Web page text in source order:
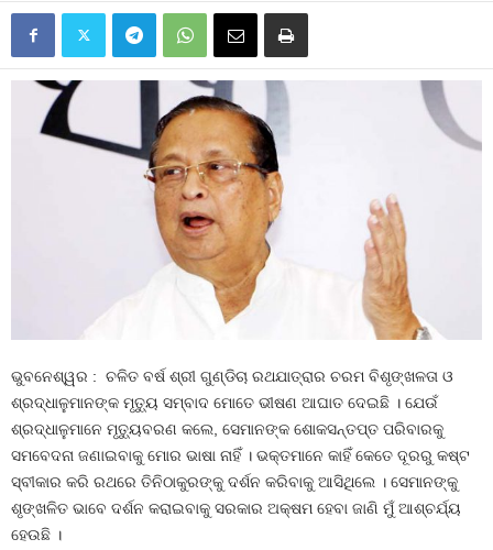
ଭୁବନେଶ୍ୱର : ଚଳିତ ବର୍ଷ ଶ୍ରୀ ଗୁଣ୍ଡିଚା ରଥଯାତ୍ରାର ଚରମ ବିଶୃଙ୍ଖଳତା ଓ
ଶ୍ରଦ୍ଧାଳୁମାନଙ୍କ ମୃତ୍ୟୁ ସମ୍ବାଦ ମୋତେ ଭୀଷଣ ଆଘାତ ଦେଇଛି । ଯେଉଁ
ଶ୍ରଦ୍ଧାଳୁମାନେ ମୃତ୍ୟୁବରଣ କଲେ, ସେମାନଙ୍କ ଶୋକସନ୍ତପ୍ତ ପରିବାରକୁ
ସମବେଦନା ଜଣାଇବାକୁ ମୋର ଭାଷା ନାହିଁ । ଭକ୍ତମାନେ କାହିଁ କେତେ ଦୂରରୁ କଷ୍ଟ
ସ୍ବୀକାର କରି ରଥରେ ତିନିଠାକୁରଙ୍କୁ ଦର୍ଶନ କରିବାକୁ ଆସିଥିଲେ । ସେମାନଙ୍କୁ
ଶୃଙ୍ଖଳିତ ଭାବେ ଦର୍ଶନ କରାଇବାକୁ ସରକାର ଅକ୍ଷମ ହେବା ଜାଣି ମୁଁ ଆଶ୍ଚର୍ଯ୍ୟ
ହେଉଛି ।